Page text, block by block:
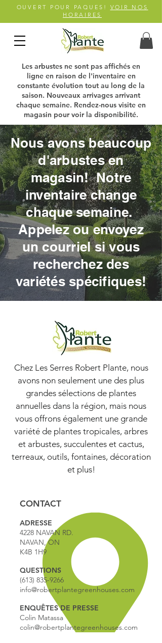
OUVERT POUR PAQUES! VOIR NOS
HORAIRES
Les arbustes ne sont pas affichés en
ligne en raison de l'inventaire en
constante évolution tout au long de la
saison. Nouveaux arrivages arrivant
chaque semaine. Rendez-nous visite en
magasin pour voir la disponibilité.
Nutrite Rose
Fertilizer, 2 Kg
En Magasin
Nous avons beaucoup
d'arbustes en
magasin! Notre
inventaire change
chaque semaine.
Appelez ou envoyez
un courriel si vous
recherchez des
variétés spécifiques!
Chez Les Serres Robert Plante, nous
avons non seulement une des plus
grandes sélections de plantes
annuelles dans la région, mais nous
vous offrons également une grande
variété de plantes tropicales, arbres
et arbustes, succulentes et cactus,
terreaux, outils, fontaines, décoration
et plus!
CONTACT
ADRESSE
4228 NAVAN RD.
NAVAN, ON
K4B 1H9
QUESTIONS
(613) 835-9266
info@robertplantegreenhouses.com
ENQUÊTES DE PRESSE
Colin Matassa
colin@robertplantegreenhouses.com